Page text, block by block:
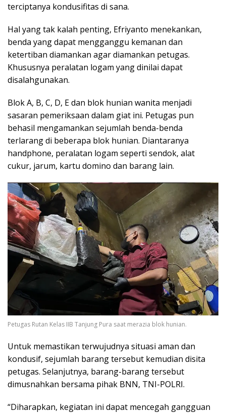
terciptanya kondusifitas di sana.
Hal yang tak kalah penting, Efriyanto menekankan,
benda yang dapat mengganggu kemanan dan
ketertiban diamankan agar diamankan petugas.
Khususnya peralatan logam yang dinilai dapat
disalahgunakan.
Blok A, B, C, D, E dan blok hunian wanita menjadi
sasaran pemeriksaan dalam giat ini. Petugas pun
behasil mengamankan sejumlah benda-benda
terlarang di beberapa blok hunian. Diantaranya
handphone, peralatan logam seperti sendok, alat
cukur, jarum, kartu domino dan barang lain.
Petugas Rutan Kelas IIB Tanjung Pura saat merazia blok hunian.
Untuk memastikan terwujudnya situasi aman dan
kondusif, sejumlah barang tersebut kemudian disita
petugas. Selanjutnya, barang-barang tersebut
dimusnahkan bersama pihak BNN, TNI-POLRI.
“Diharapkan, kegiatan ini dapat mencegah gangguan